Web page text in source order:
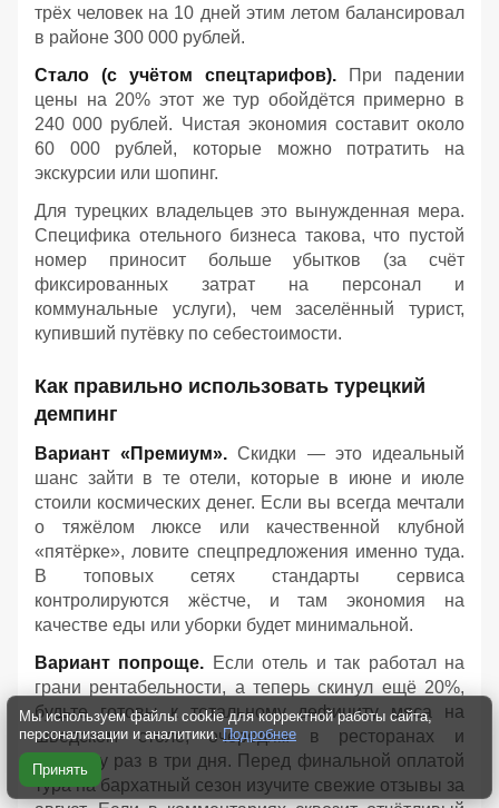
трёх человек на 10 дней этим летом балансировал
в районе 300 000 рублей.
Стало (с учётом спецтарифов). При падении
цены на 20% этот же тур обойдётся примерно в
240 000 рублей. Чистая экономия составит около
60 000 рублей, которые можно потратить на
экскурсии или шопинг.
Для турецких владельцев это вынужденная мера.
Специфика отельного бизнеса такова, что пустой
номер приносит больше убытков (за счёт
фиксированных затрат на персонал и
коммунальные услуги), чем заселённый турист,
купивший путёвку по себестоимости.
Как правильно использовать турецкий
демпинг
Вариант «Премиум». Скидки — это идеальный
шанс зайти в те отели, которые в июне и июле
стоили космических денег. Если вы всегда мечтали
о тяжёлом люксе или качественной клубной
«пятёрке», ловите спецпредложения именно туда.
В топовых сетях стандарты сервиса
контролируются жёстче, и там экономия на
качестве еды или уборки будет минимальной.
Вариант попроще. Если отель и так работал на
грани рентабельности, а теперь скинул ещё 20%,
будьте готовы к тотальному дефициту мяса на
шведском столе, очередям в ресторанах и
клинингу раз в три дня. Перед финальной оплатой
тура на бархатный сезон изучите свежие отзывы за
Мы используем файлы cookie для корректной работы сайта,
персонализации и аналитики. Подробнее
Принять